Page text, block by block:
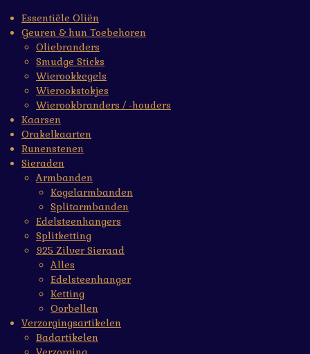
Essentiële Oliën
Geuren & hun Toebehoren
Oliebranders
Smudge Sticks
Wierookkegels
Wierookstokjes
Wierookbranders / -houders
Kaarsen
Orakelkaarten
Runenstenen
Sieraden
Armbanden
Kogelarmbanden
Splitarmbanden
Edelsteenhangers
Splitketting
925 Zilver Sieraad
Alles
Edelsteenhanger
Ketting
Oorbellen
Verzorgingsartikelen
Badartikelen